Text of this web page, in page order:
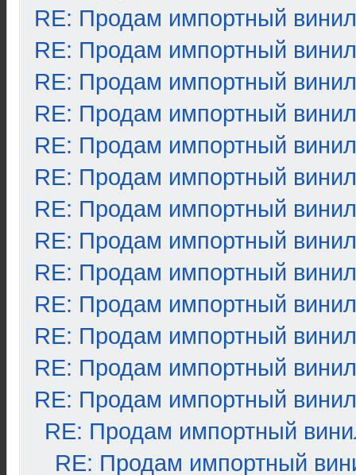
RE: Продам импортный винил
RE: Продам импортный винил
RE: Продам импортный винил
RE: Продам импортный винил
RE: Продам импортный винил
RE: Продам импортный винил
RE: Продам импортный винил
RE: Продам импортный винил
RE: Продам импортный винил
RE: Продам импортный винил
RE: Продам импортный винил
RE: Продам импортный винил
RE: Продам импортный винил
RE: Продам импортный
RE: Продам импортный